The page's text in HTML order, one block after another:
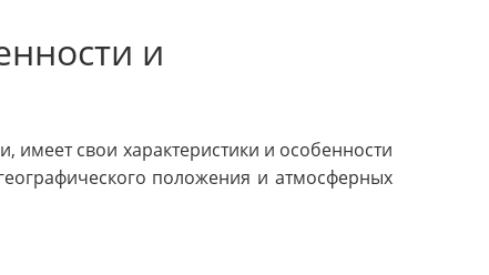
и
свои характеристики и особенности
положения и атмосферных